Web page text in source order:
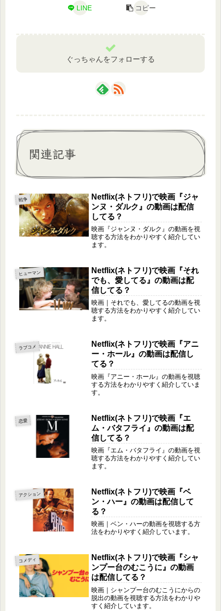
LINE コピー
ぐっちゃんをフォローする
関連記事
戦争
Netflix(ネトフリ)で映画『ジャ
ンヌ・ダルク』の動画は配信
してる？
映画『ジャンヌ・ダルク』の動画を視
聴する方法をわかりやすく紹介してい
ます。
ヒューマン
Netflix(ネトフリ)で映画『それ
でも、愛してる』の動画は配
信してる？
映画｜それでも、愛してるの動画を視
聴する方法をわかりやすく紹介してい
ます。
ラブコメ
Netflix(ネトフリ)で映画『アニ
ー・ホール』の動画は配信し
てる？
映画『アニー・ホール』の動画を視聴
する方法をわかりやすく紹介していま
す。
恋愛
Netflix(ネトフリ)で映画『エ
ム・バタフライ』の動画は配
信してる？
映画『エム・バタフライ』の動画を視
聴する方法をわかりやすく紹介してい
ます。
アクション
Netflix(ネトフリ)で映画『ベ
ン・ハー』の動画は配信して
る？
映画｜ベン・ハーの動画を視聴する方
法をわかりやすく紹介しています。
コメディ
Netflix(ネトフリ)で映画『シャ
ンプー台のむこうに』の動画
は配信してる？
映画｜シャンプー台のむこうにからの
脱出の動画を視聴する方法をわかりや
すく紹介しています。